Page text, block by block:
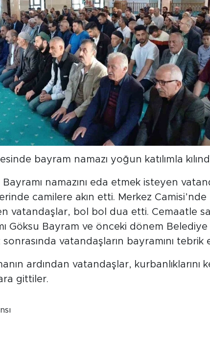
bayram namazı yoğun katılımla
namazını eda etmek isteyen
camilere akın etti. Merkez Camisi’nde
vatandaşlar, bol bol dua etti. Cemaatle
Göksu Bayram ve önceki dönem Belediye
vatandaşların bayramını tebrik
ardından vatandaşlar, kurbanlıklarını
gittiler.